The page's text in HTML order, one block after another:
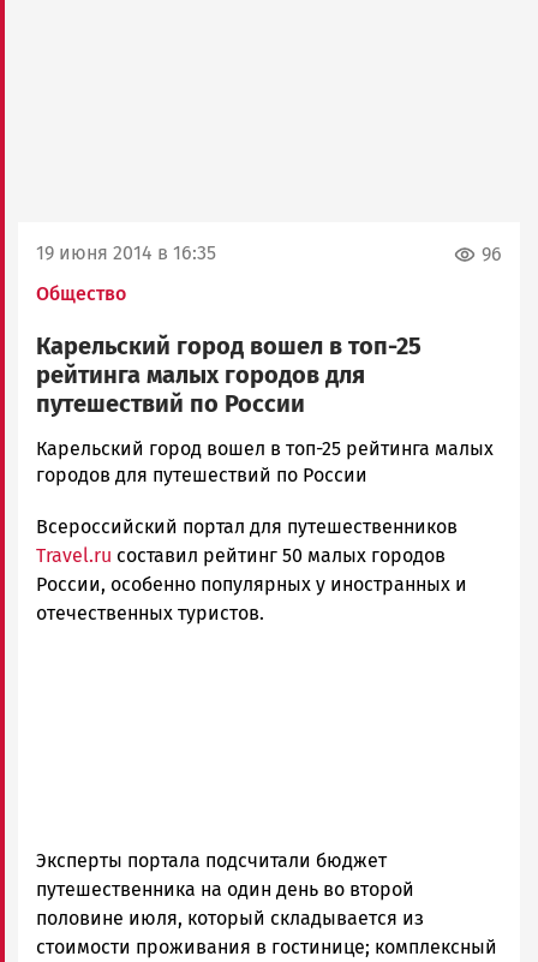
19 июня 2014 в 16:35
Общество
96
Карельский город вошел в топ-25
рейтинга малых городов для
путешествий по России
admintimur
Новости
и
Карелии
|
Петрозаводск
Карельский город вошел в топ-25 рейтинга малых
городов для путешествий по России
Всероссийский портал для путешественников
Travel.ru составил рейтинг 50 малых городов
России, особенно популярных у иностранных и
отечественных туристов.
Эксперты портала подсчитали бюджет
путешественника на один день во второй
половине июля, который складывается из
стоимости проживания в гостинице; комплексный